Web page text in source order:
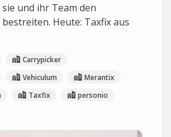
und ihr Team den
Heute: Taxfix aus
Carrypicker
Vehiculum
Merantix
Taxfix personio